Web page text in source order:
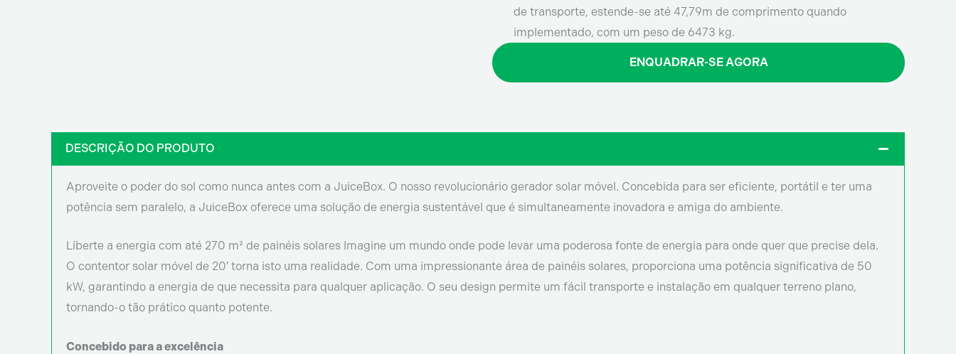
de transporte, estende-se até 47,79m de comprimento quando
implementado, com um peso de 6473 kg.
ENQUADRAR-SE AGORA
DESCRIÇÃO DO PRODUTO
Aproveite o poder do sol como nunca antes com a JuiceBox. O nosso revolucionário gerador solar móvel. Concebida para ser eficiente, portátil e ter uma
potência sem paralelo, a JuiceBox oferece uma solução de energia sustentável que é simultaneamente inovadora e amiga do ambiente.
Liberte a energia com até 270 m² de painéis solares Imagine um mundo onde pode levar uma poderosa fonte de energia para onde quer que precise dela.
O contentor solar móvel de 20′ torna isto uma realidade. Com uma impressionante área de painéis solares, proporciona uma potência significativa de 50
kW, garantindo a energia de que necessita para qualquer aplicação. O seu design permite um fácil transporte e instalação em qualquer terreno plano,
tornando-o tão prático quanto potente.
Concebido para a excelência